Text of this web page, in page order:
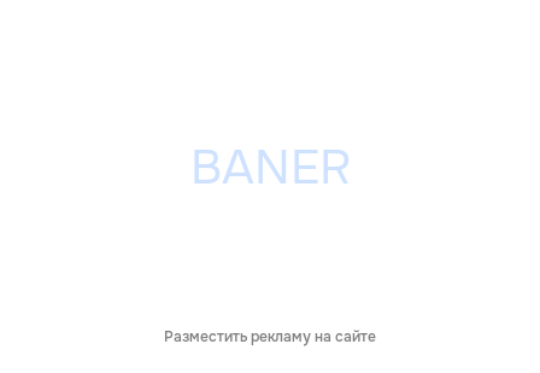
Разместить рекламу на сайте